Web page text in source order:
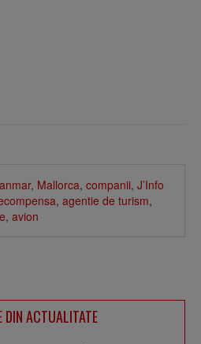
, Mallorca, companii, J’Info
, agentie de turism,
, avion
DIN ACTUALITATE